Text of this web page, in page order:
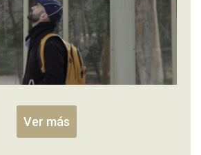
Ver más